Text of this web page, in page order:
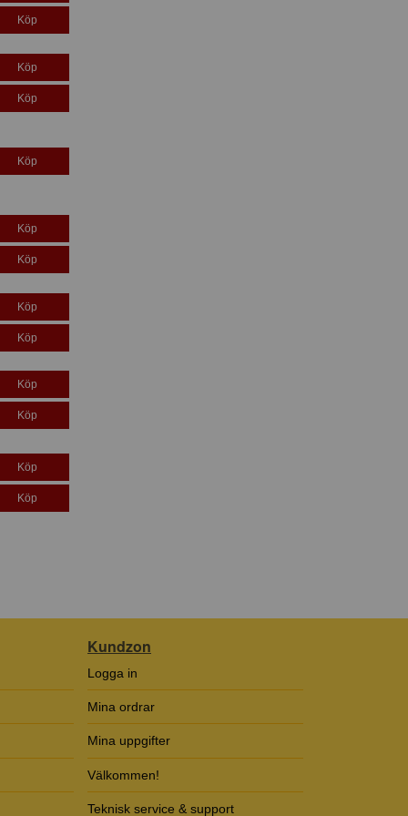
Köp
Köp
Köp
Köp
Köp
Köp
Köp
Köp
Köp
Köp
Köp
Köp
Kundzon
Logga in
Mina ordrar
Mina uppgifter
Välkommen!
Teknisk service & support